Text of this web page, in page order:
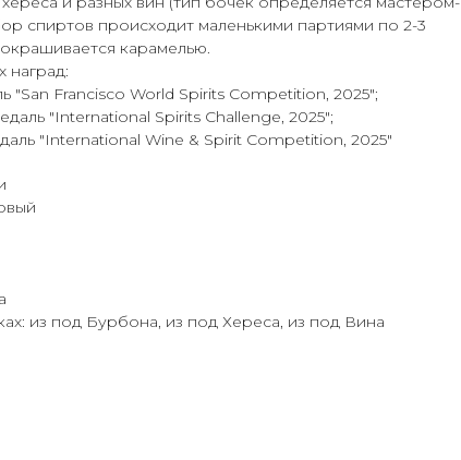
спиртов происходит маленькими партиями по 2-3
карамелью.
наград:
"San Francisco World Spirits Competition, 2025";
"International Spirits Challenge, 2025";
"International Wine & Spirit Competition, 2025"
из под Бурбона, из под Хереса, из под Вина